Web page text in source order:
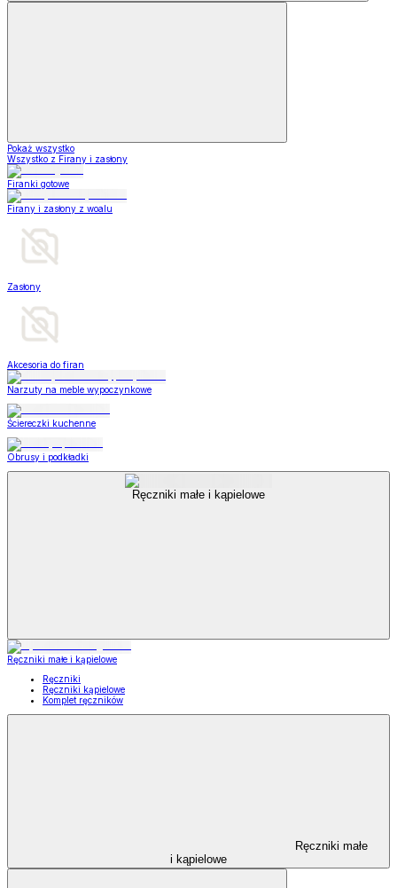
Pokaż wszystko
Wszystko z Firany i zasłony
Firanki gotowe
Firany i zasłony z woalu
Zasłony
Akcesoria do firan
Narzuty na meble wypoczynkowe
Ściereczki kuchenne
Obrusy i podkładki
Ręczniki małe i kąpielowe
Ręczniki małe i kąpielowe
Ręczniki
Ręczniki kąpielowe
Komplet ręczników
Ręczniki małe
i kąpielowe